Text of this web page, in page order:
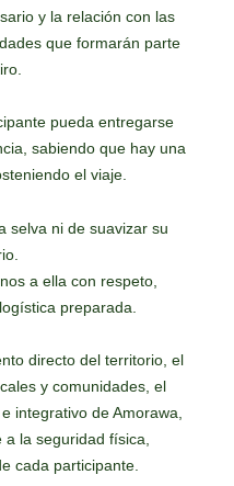
y la relación con las
que formarán parte
pueda entregarse
sabiendo que hay una
el viaje.
selva ni de suavizar su
a ella con respeto,
preparada.
directo del territorio, el
y comunidades, el
integrativo de Amorawa,
la seguridad física,
cada participante.